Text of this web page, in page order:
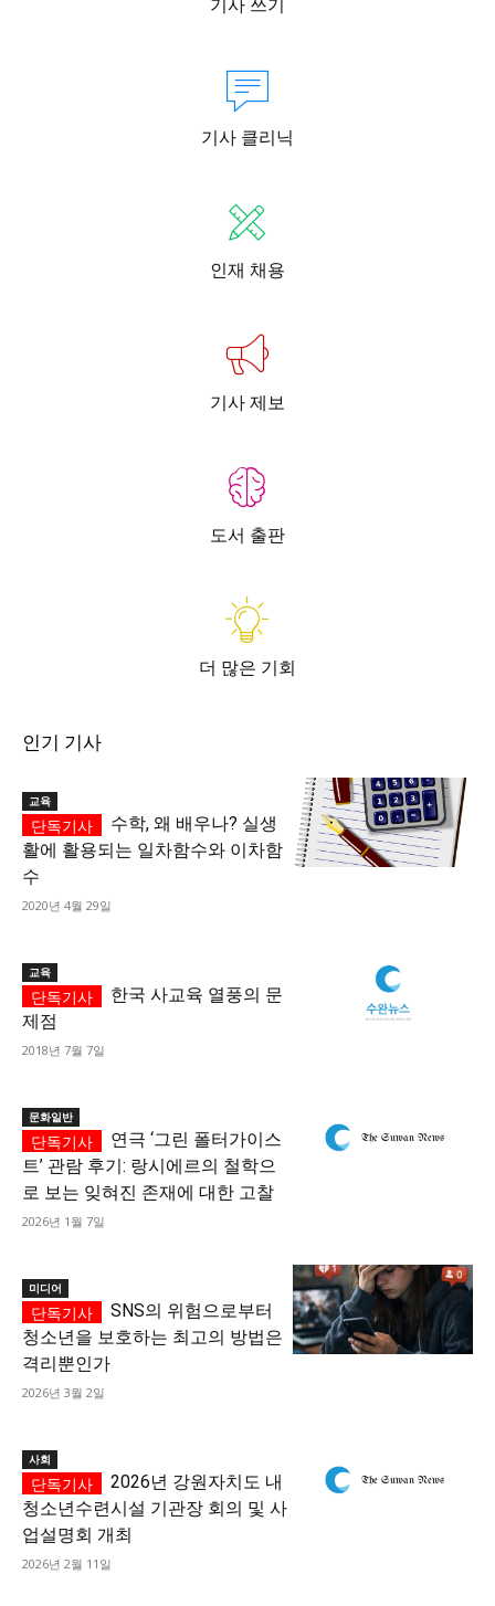
기사 쓰기
기사 클리닉
인재 채용
기사 제보
도서 출판
더 많은 기회
인기 기사
교육
수학, 왜 배우나? 실생
활에 활용되는 일차함수와 이차함
수
2020년 4월 29일
교육
한국 사교육 열풍의 문
제점
2018년 7월 7일
문화일반
연극 ‘그린 폴터가이스
트’ 관람 후기: 랑시에르의 철학으
로 보는 잊혀진 존재에 대한 고찰
2026년 1월 7일
미디어
SNS의 위험으로부터
청소년을 보호하는 최고의 방법은
격리뿐인가
2026년 3월 2일
사회
2026년 강원자치도 내
청소년수련시설 기관장 회의 및 사
업설명회 개최
2026년 2월 11일